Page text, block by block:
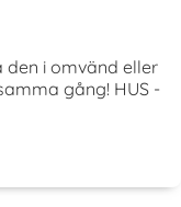
den i omvänd eller
gång! HUS -